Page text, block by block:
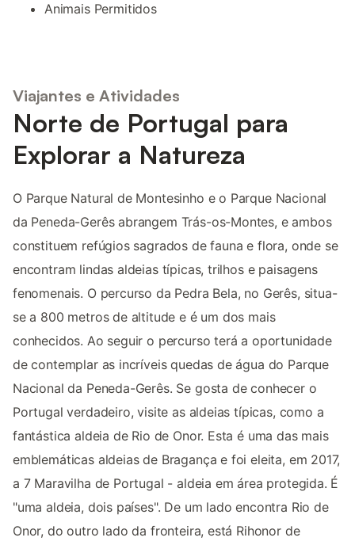
Animais Permitidos
Viajantes e Atividades
Norte de Portugal para
Explorar a Natureza
O Parque Natural de Montesinho e o Parque Nacional
da Peneda-Gerês abrangem Trás-os-Montes, e ambos
constituem refúgios sagrados de fauna e flora, onde se
encontram lindas aldeias típicas, trilhos e paisagens
fenomenais. O percurso da Pedra Bela, no Gerês, situa-
se a 800 metros de altitude e é um dos mais
conhecidos. Ao seguir o percurso terá a oportunidade
de contemplar as incríveis quedas de água do Parque
Nacional da Peneda-Gerês. Se gosta de conhecer o
Portugal verdadeiro, visite as aldeias típicas, como a
fantástica aldeia de Rio de Onor. Esta é uma das mais
emblemáticas aldeias de Bragança e foi eleita, em 2017,
a 7 Maravilha de Portugal - aldeia em área protegida. É
"uma aldeia, dois países". De um lado encontra Rio de
Onor, do outro lado da fronteira, está Rihonor de